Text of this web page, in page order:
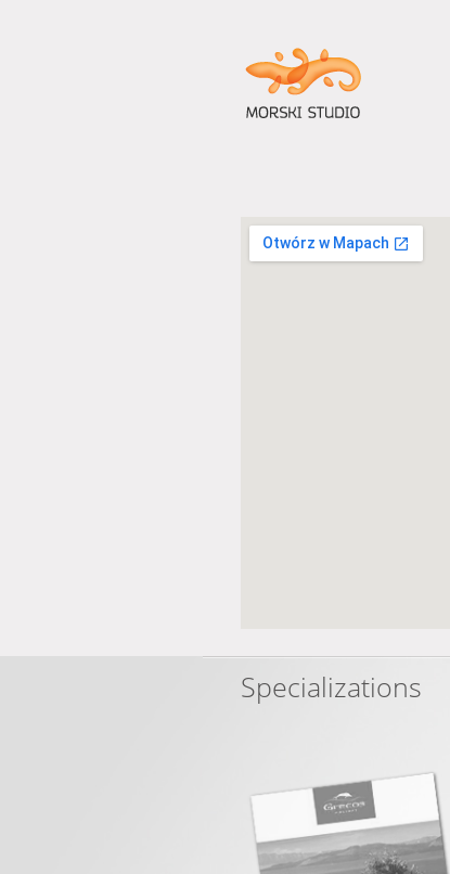
Specializations